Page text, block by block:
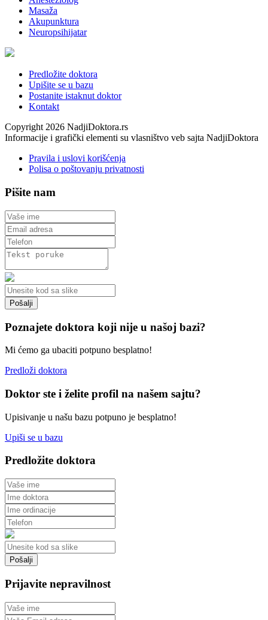
Masaža
Akupunktura
Neuropsihijatar
Predložite doktora
Upišite se u bazu
Postanite istaknut doktor
Kontakt
Copyright 2026 NadjiDoktora.rs
Informacije i grafički elementi su vlasništvo veb sajta NadjiDoktora
Pravila i uslovi korišćenja
Polisa o poštovanju privatnosti
Pišite nam
Poznajete doktora koji nije u našoj bazi?
Mi ćemo ga ubaciti potpuno besplatno!
Predloži doktora
Doktor ste i želite profil na našem sajtu?
Upisivanje u našu bazu potpuno je besplatno!
Upiši se u bazu
Predložite doktora
Prijavite nepravilnost